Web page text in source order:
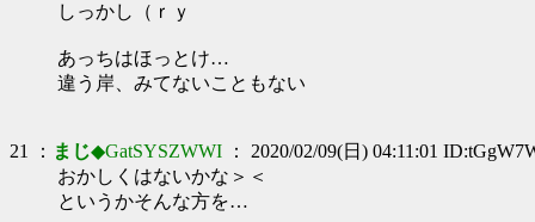
しっかし（ｒｙ
あっちはほっとけ…
違う岸、みてないこともない
21 ： まじ◆GatSYSZWWI ： 2020/02/09(日) 04:11:01
おかしくはないかな＞＜
というかそんな方を…